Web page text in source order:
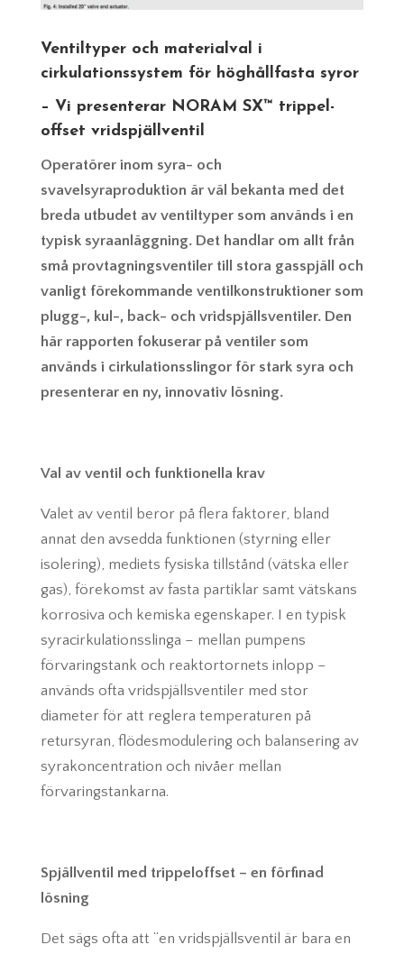
Ventiltyper och materialval i
cirkulationssystem för höghållfasta syror
– Vi presenterar NORAM SX™ trippel-
offset vridspjällventil
Operatörer inom syra- och
svavelsyraproduktion är väl bekanta med det
breda utbudet av ventiltyper som används i en
typisk syraanläggning. Det handlar om allt från
små provtagningsventiler till stora gasspjäll och
vanligt förekommande ventilkonstruktioner som
plugg-, kul-, back- och vridspjällsventiler. Den
här rapporten fokuserar på ventiler som
används i cirkulationsslingor för stark syra och
presenterar en ny, innovativ lösning.
Val av ventil och funktionella krav
Valet av ventil beror på flera faktorer, bland
annat den avsedda funktionen (styrning eller
isolering), mediets fysiska tillstånd (vätska eller
gas), förekomst av fasta partiklar samt vätskans
korrosiva och kemiska egenskaper. I en typisk
syracirkulationsslinga – mellan pumpens
förvaringstank och reaktortornets inlopp –
används ofta vridspjällsventiler med stor
diameter för att reglera temperaturen på
retursyran, flödesmodulering och balansering av
syrakoncentration och nivåer mellan
förvaringstankarna.
Spjällventil med trippeloffset – en förfinad
lösning
Det sägs ofta att “en vridspjällsventil är bara en